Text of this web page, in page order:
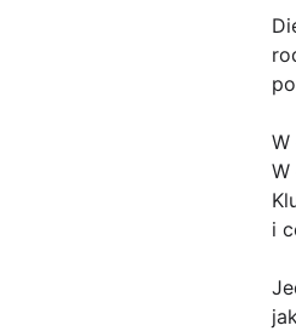
W
W
i